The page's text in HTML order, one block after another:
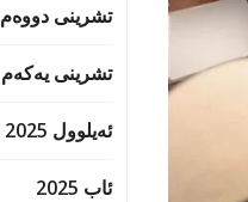
تشرینی دووەم 2025
تشرینی یەکەم 2025
ئەیلوول 2025
ئاب 2025